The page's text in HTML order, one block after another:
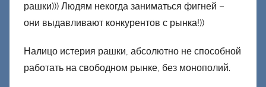
рашки))) Людям некогда заниматься фигней –
они выдавливают конкурентов с рынка!))
Налицо истерия рашки, абсолютно не способной
работать на свободном рынке, без монополий.